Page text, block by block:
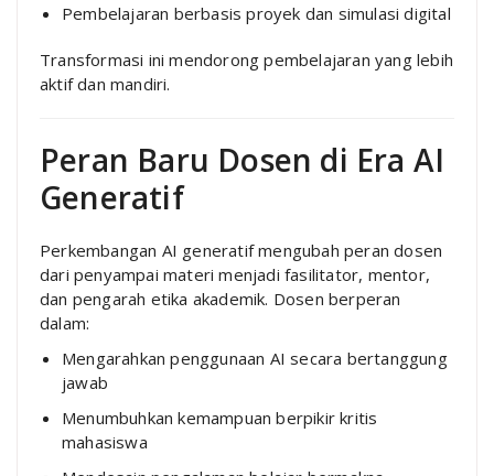
Pembelajaran berbasis proyek dan simulasi digital
Transformasi ini mendorong pembelajaran yang lebih
aktif dan mandiri.
Peran Baru Dosen di Era AI
Generatif
Perkembangan AI generatif mengubah peran dosen
dari penyampai materi menjadi fasilitator, mentor,
dan pengarah etika akademik. Dosen berperan
dalam:
Mengarahkan penggunaan AI secara bertanggung
jawab
Menumbuhkan kemampuan berpikir kritis
mahasiswa